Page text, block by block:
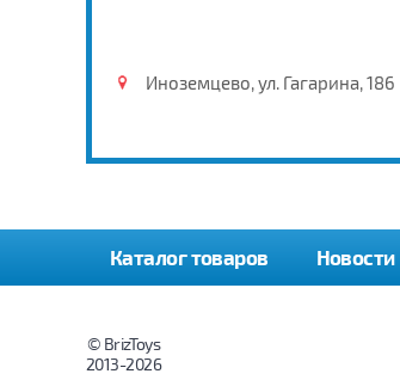
Иноземцево, ул. Гагарина, 186
Каталог товаров Новости
© BrizToys
2013-2026